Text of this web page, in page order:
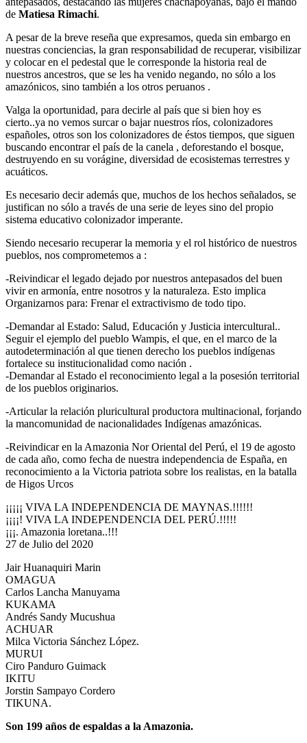
de Matiesa Rimachi.
A pesar de la breve reseña que expresamos, queda sin embargo en
nuestras conciencias, la gran responsabilidad de recuperar, visibilizar
y colocar en el pedestal que le corresponde la historia real de
nuestros ancestros, que se les ha venido negando, no sólo a los
amazónicos, sino también a los otros peruanos .
Valga la oportunidad, para decirle al país que si bien hoy es
cierto..ya no vemos surcar o bajar nuestros ríos, colonizadores
españoles, otros son los colonizadores de éstos tiempos, que siguen
buscando encontrar el país de la canela , deforestando el bosque,
destruyendo en su vorágine, diversidad de ecosistemas terrestres y
acuáticos.
Es necesario decir además que, muchos de los hechos señalados, se
justifican no sólo a través de una serie de leyes sino del propio
sistema educativo colonizador imperante.
Siendo necesario recuperar la memoria y el rol histórico de nuestros
pueblos, nos comprometemos a :
-Reivindicar el legado dejado por nuestros antepasados del buen
vivir en armonía, entre nosotros y la naturaleza. Esto implica
Organizarnos para: Frenar el extractivismo de todo tipo.
-Demandar al Estado: Salud, Educación y Justicia intercultural..
Seguir el ejemplo del pueblo Wampis, el que, en el marco de la
autodeterminación al que tienen derecho los pueblos indígenas
fortalece su institucionalidad como nación .
-Demandar al Estado el reconocimiento legal a la posesión territorial
de los pueblos originarios.
-Articular la relación pluricultural productora multinacional, forjando
la mancomunidad de nacionalidades Indígenas amazónicas.
-Reivindicar en la Amazonia Nor Oriental del Perú, el 19 de agosto
de cada año, como fecha de nuestra independencia de España, en
reconocimiento a la Victoria patriota sobre los realistas, en la batalla
de Higos Urcos
¡¡¡¡¡ VIVA LA INDEPENDENCIA DE MAYNAS.!!!!!!
¡¡¡¡! VIVA LA INDEPENDENCIA DEL PERÚ.!!!!!
¡¡¡. Amazonia loretana..!!!
27 de Julio del 2020
Jair Huanaquiri Marin
OMAGUA
Carlos Lancha Manuyama
KUKAMA
Andrés Sandy Mucushua
ACHUAR
Milca Victoria Sánchez López.
MURUI
Ciro Panduro Guimack
IKITU
Jorstin Sampayo Cordero
TIKUNA.
Son 199 años de espaldas a la Amazonia.